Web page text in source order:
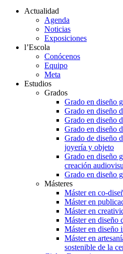
Actualidad
Agenda
Noticias
Exposiciones
l’Escola
Conócenos
Equipo
Meta
Estudios
Grados
Grado en diseño
Grado en diseño
Grado en diseño
Grado en diseño
Grado de diseño
joyería y objeto
Grado en diseño
creación
Grado en diseño
Másteres
Máster en co-
Máster en
Máster en
Máster en diseño
Máster en diseño
Máster en
sostenible de la